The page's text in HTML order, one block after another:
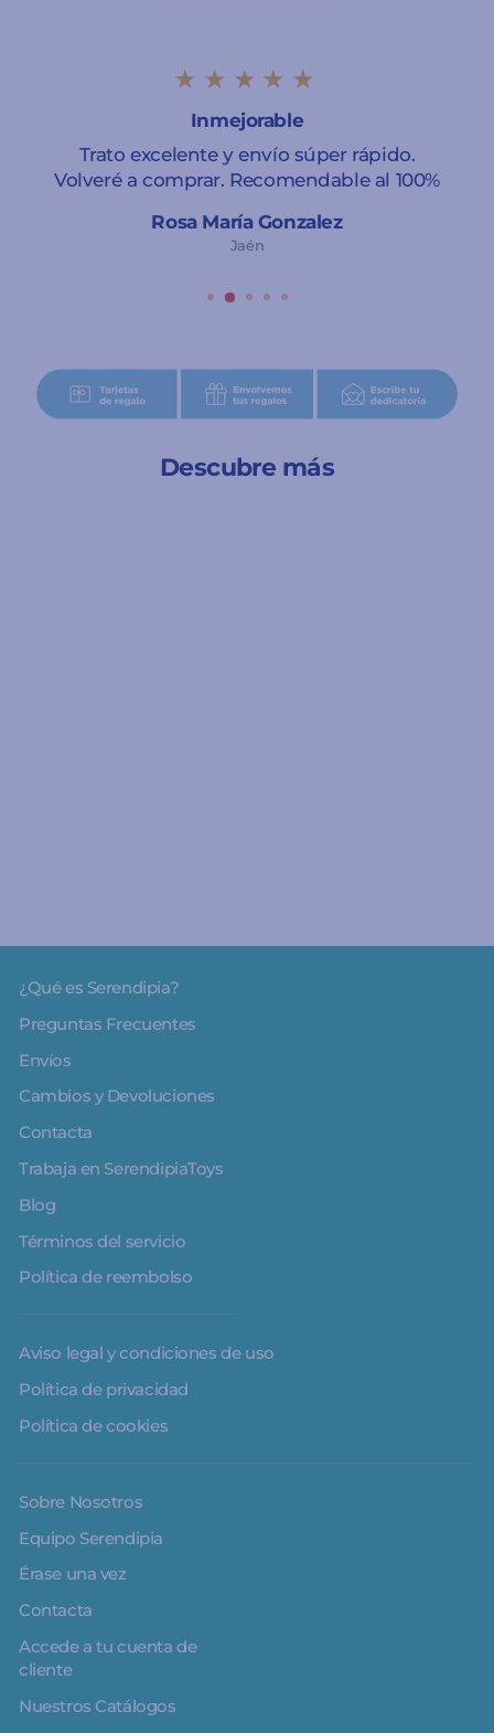
★★★★★
Inmejorable
Trato excelente y envío súper rápido.
Volveré a comprar. Recomendable al 100%
Rosa María Gonzalez
Jaén
Descubre más
¿Qué es Serendipia?
Preguntas Frecuentes
Envíos
Cambios y Devoluciones
Contacta
Trabaja en SerendipiaToys
Blog
Términos del servicio
Política de reembolso
Aviso legal y condiciones de uso
Política de privacidad
Política de cookies
Sobre Nosotros
Equipo Serendipia
Érase una vez
Contacta
Accede a tu cuenta de
cliente
Nuestros Catálogos